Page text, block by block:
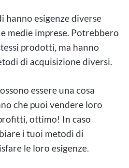
hanno esigenze diverse
medie imprese. Potrebbero
prodotti, ma hanno
di acquisizione diversi.
essere una cosa
che puoi vendere loro
ottimo! In caso
i tuoi metodi di
le loro esigenze.